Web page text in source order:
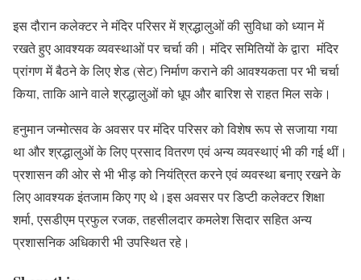
इस दौरान कलेक्टर ने मंदिर परिसर में श्रद्धालुओं की सुविधा को ध्यान में
रखते हुए आवश्यक व्यवस्थाओं पर चर्चा की। मंदिर समितियों के द्वारा मंदिर
प्रांगण में बैठने के लिए शेड (सेट) निर्माण कराने की आवश्यकता पर भी चर्चा
किया, ताकि आने वाले श्रद्धालुओं को धूप और बारिश से राहत मिल सके।
हनुमान जन्मोत्सव के अवसर पर मंदिर परिसर को विशेष रूप से सजाया गया
था और श्रद्धालुओं के लिए प्रसाद वितरण एवं अन्य व्यवस्थाएं भी की गई थीं।
प्रशासन की ओर से भी भीड़ को नियंत्रित करने एवं व्यवस्था बनाए रखने के
लिए आवश्यक इंतजाम किए गए थे।इस अवसर पर डिप्टी कलेक्टर शिक्षा
शर्मा, एसडीएम प्रफुल रजक, तहसीलदार कमलेश सिदार सहित अन्य
प्रशासनिक अधिकारी भी उपस्थित रहे।